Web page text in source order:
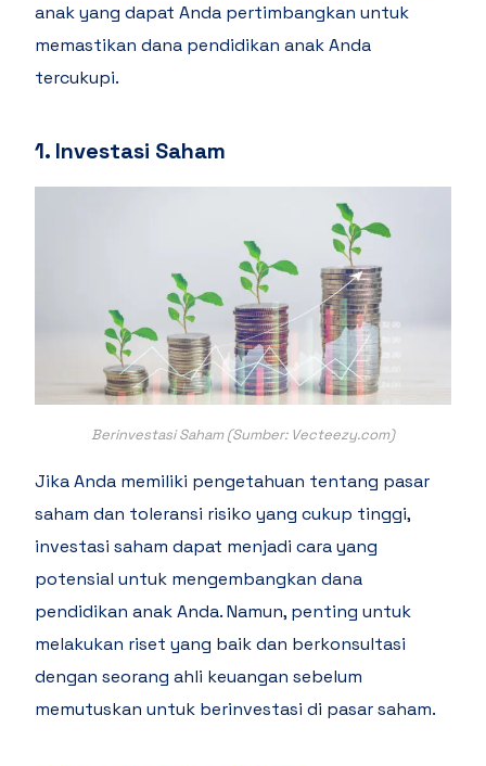
anak yang dapat Anda pertimbangkan untuk
memastikan dana pendidikan anak Anda
tercukupi.
1. Investasi Saham
Berinvestasi Saham (Sumber: Vecteezy.com)
Jika Anda memiliki pengetahuan tentang pasar
saham dan toleransi risiko yang cukup tinggi,
investasi saham dapat menjadi cara yang
potensial untuk mengembangkan dana
pendidikan anak Anda. Namun, penting untuk
melakukan riset yang baik dan berkonsultasi
dengan seorang ahli keuangan sebelum
memutuskan untuk berinvestasi di pasar saham.